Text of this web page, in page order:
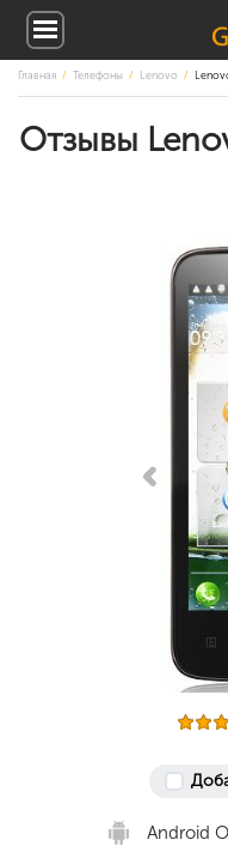
Главная Телефоны Lenovo
Отзывы
Android